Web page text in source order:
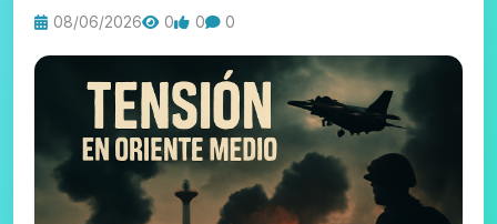
08/06/2026 0 0 0